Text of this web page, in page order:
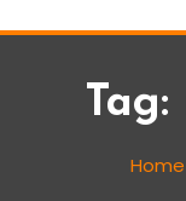
Tag:
Home